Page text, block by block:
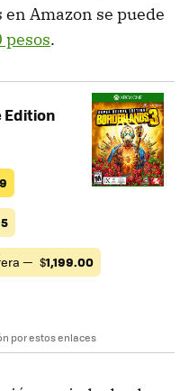
Amazon se puede
pesos.
Edition
— $1,199.00
por estos enlaces